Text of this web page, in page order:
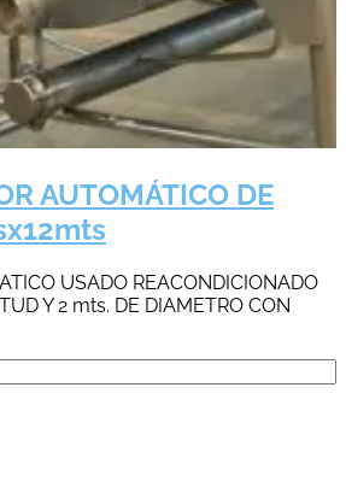
AUTOMÁTICO DE
USADO REACONDICIONADO
Y 2 mts. DE DIAMETRO CON